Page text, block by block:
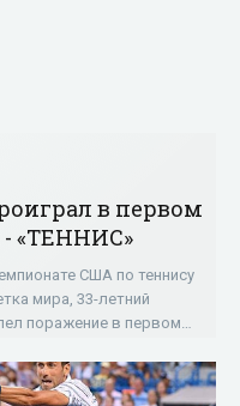
в первом
«ТЕННИС»
США по теннису
мира, 33-летний
поражение в первом